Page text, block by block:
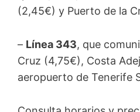
(2,45€) y Puerto de la
– Línea 343, que
Cruz (4,75€), Costa
aeropuerto de Tenerife